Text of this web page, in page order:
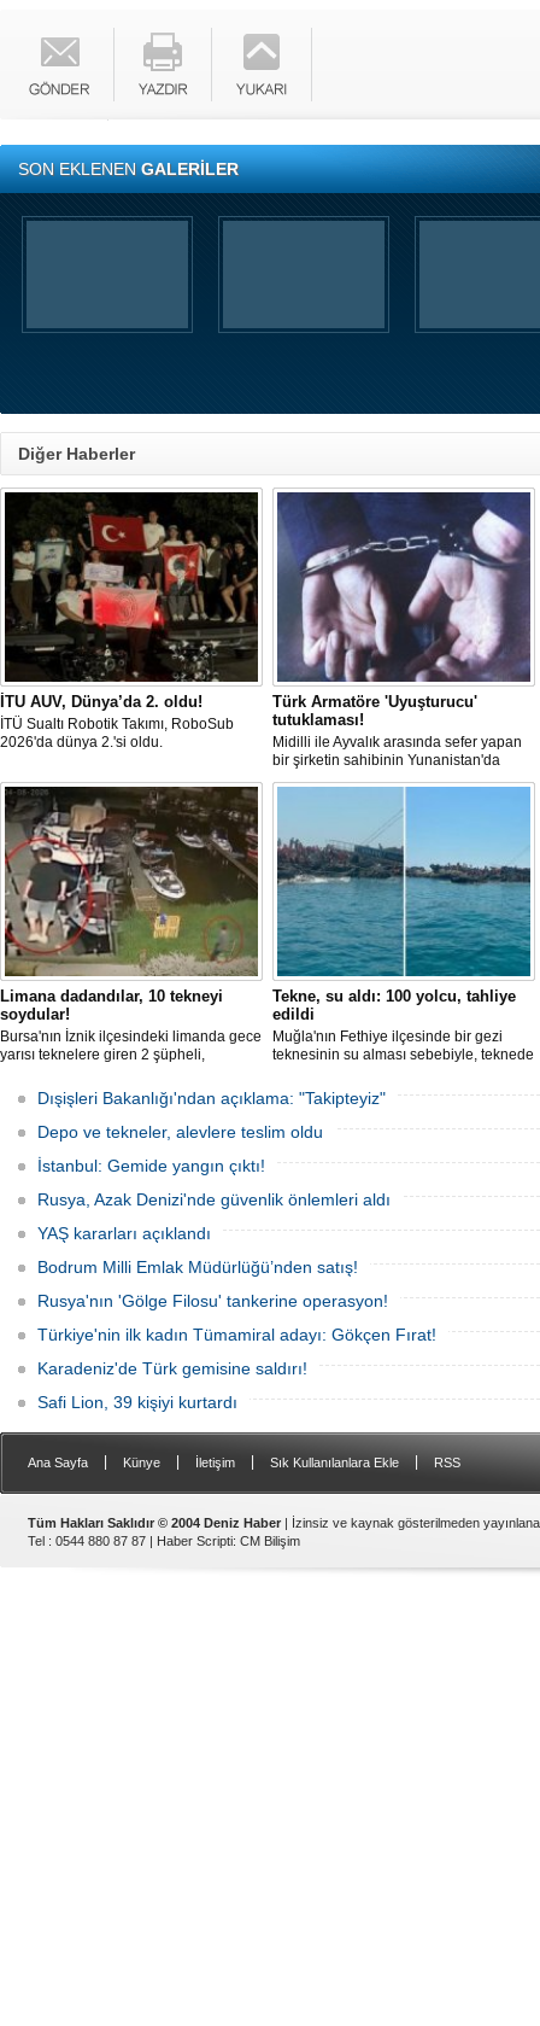
SON EKLENENGALERİLER
Diğer Haberler
İTU AUV, Dünya’da 2. oldu!
İTÜ Sualtı Robotik Takımı, RoboSub
2026'da dünya 2.'si oldu.
Türk Armatöre 'Uyuşturucu'
tutuklaması!
Midilli ile Ayvalık arasında sefer yapan
bir şirketin sahibinin Yunanistan'da
tutuklandığı bildirildi.
Limana dadandılar, 10 tekneyi
soydular!
Bursa'nın İznik ilçesindeki limanda gece
yarısı teknelere giren 2 şüpheli,
çaldı. Olay, güvenlik kameralarına
yansıdı, tekne sahiplerinin ihbarıyla
jandarma inceleme başlattı.
Tekne, su aldı: 100 yolcu, tahliye
edildi
Muğla'nın Fethiye ilçesinde bir gezi
teknesinin su alması sebebiyle, teknede
teknenin batmaması için bölgede
kurtarma çalışması başlatıldı.
Dışişleri Bakanlığı'ndan açıklama: "Takipteyiz"
Depo ve tekneler, alevlere teslim oldu
İstanbul: Gemide yangın çıktı!
Rusya, Azak Denizi'nde güvenlik önlemleri aldı
YAŞ kararları açıklandı
Bodrum Milli Emlak Müdürlüğü’nden satış!
Rusya'nın 'Gölge Filosu' tankerine operasyon!
Türkiye'nin ilk kadın Tümamiral adayı: Gökçen Fırat!
Karadeniz'de Türk gemisine saldırı!
Safi Lion, 39 kişiyi kurtardı
Ana Sayfa Künye İletişim Sık Kullanılanlara Ekle RSS
Tüm Hakları Saklıdır © 2004 Deniz Haber | İzinsiz ve kaynak gösterilmeden
Tel : 0544 880 87 87 | Haber Scripti: CM Bilişim